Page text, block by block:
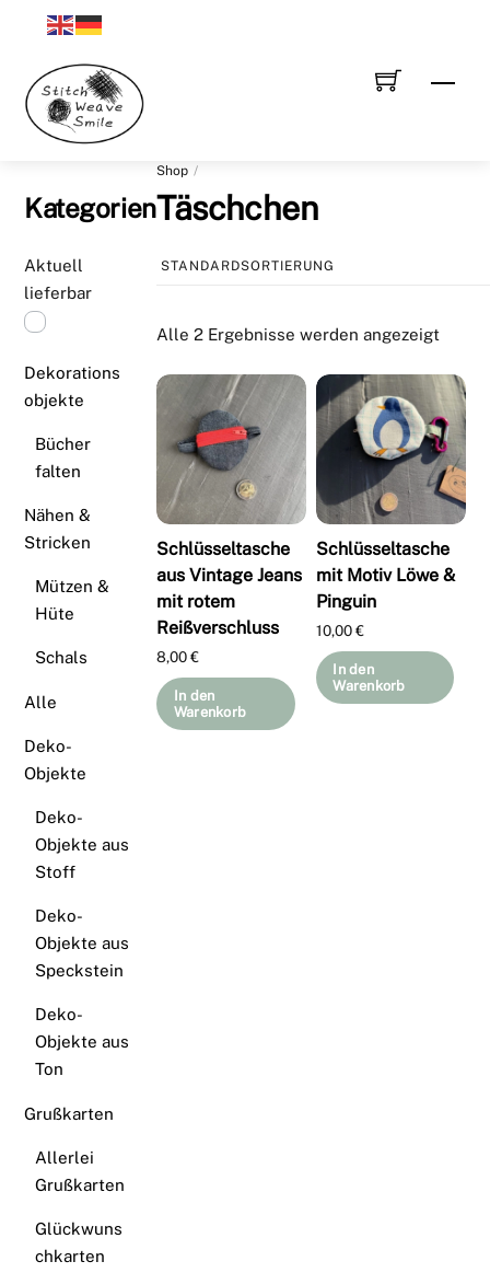
content
Shop
Täschchen
Alle 2 Ergebnisse werden angezeigt
Schlüsseltasche
aus Vintage Jeans
mit rotem
Reißverschluss
8,00€
In den
Warenkorb
Schlüsseltasche
mit Motiv Löwe &
Pinguin
10,00€
In den
Warenkorb
Kategorien
Aktuell
lieferbar
Dekorations
objekte
Bücher
falten
Nähen &
Stricken
Mützen &
Hüte
Schals
Alle
Deko-
Objekte
Deko-
Objekte aus
Stoff
Deko-
Objekte aus
Speckstein
Deko-
Objekte aus
Ton
Grußkarten
Allerlei
Grußkarten
Glückwuns
chkarten